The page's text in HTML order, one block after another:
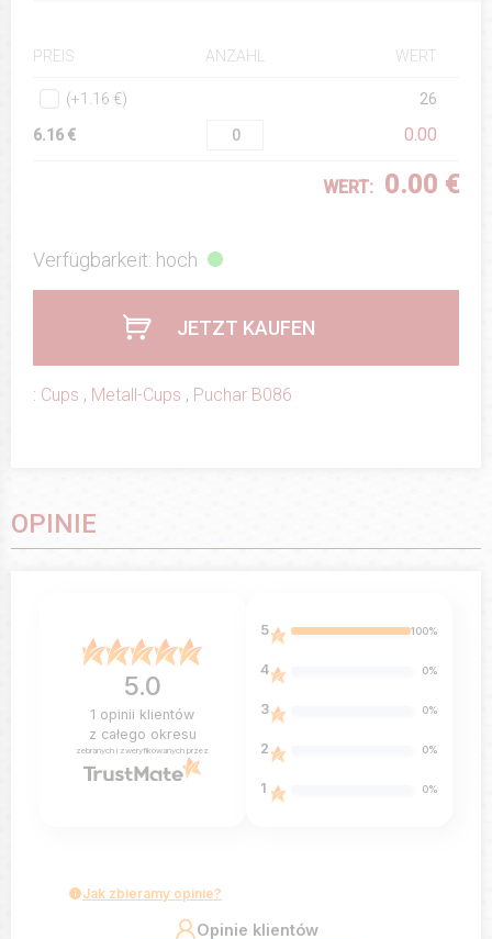
PREIS ANZAHL WERT
(+1.16 €) 26
6.16 € 0.00
WERT: 0.00 €
Verfügbarkeit: hoch
JETZT KAUFEN
: Cups , Metall-Cups , Puchar B086
OPINIE
5.0
1 opinii klientów
z całego okresu
zebranych i zweryfikowanych przez
5 100%
4 0%
3 0%
2 0%
1 0%
Jak zbieramy opinie?
Opinie klientów